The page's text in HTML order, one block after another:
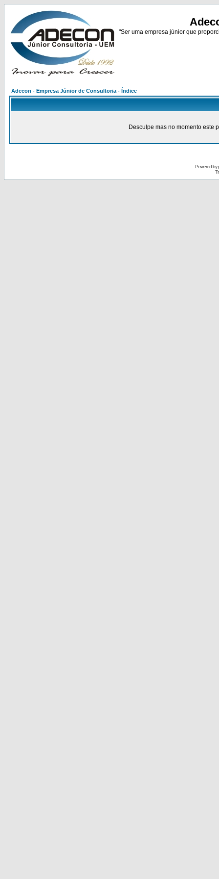
"Ser uma empresa júnior que
Adecon - Empresa Júnior de Consultoria - Índice
Desculpe mas no momento este
Powered by